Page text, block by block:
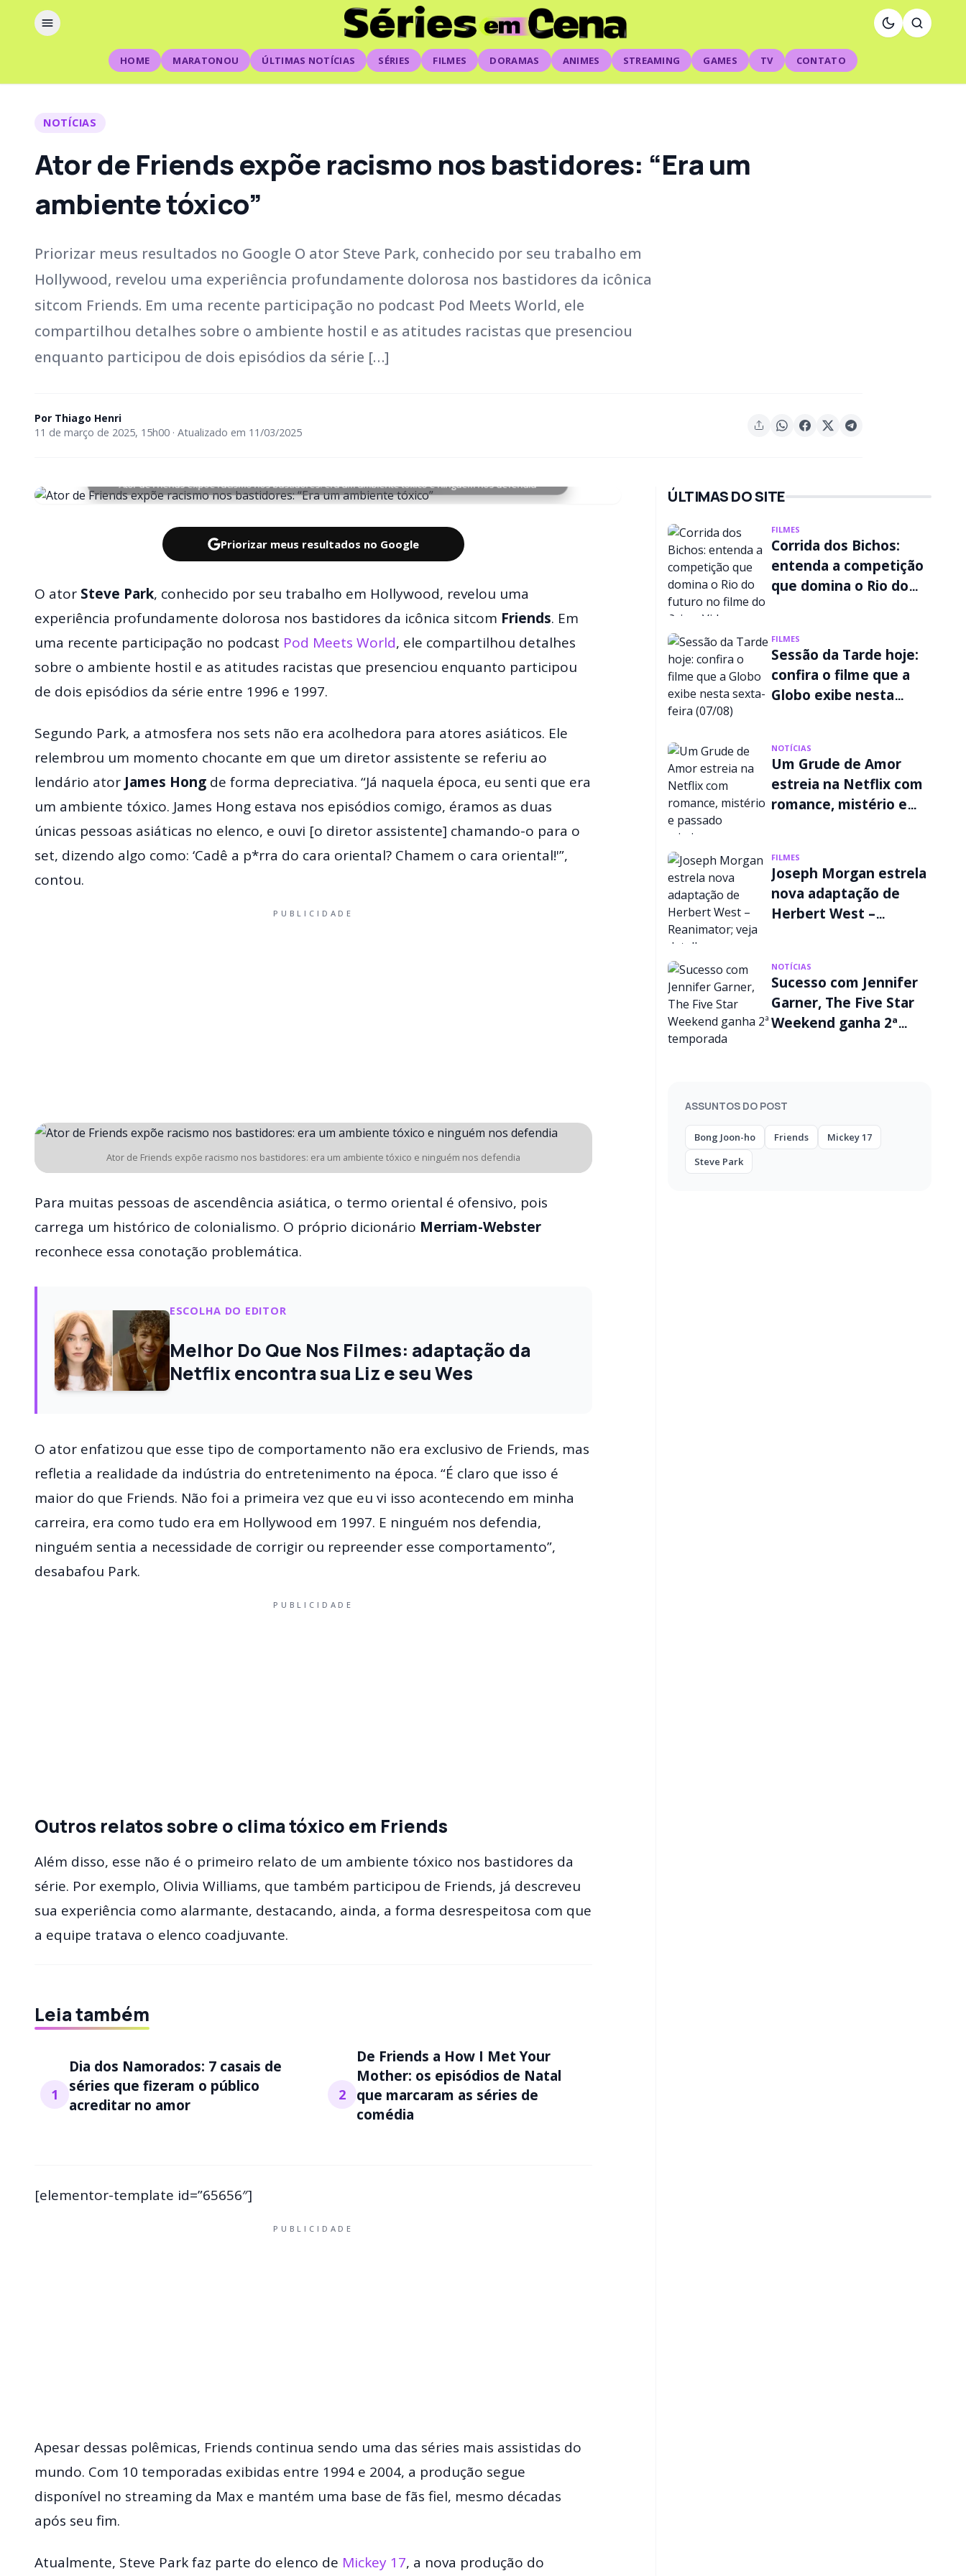
HOME MARATONOU ÚLTIMAS NOTÍCIAS SÉRIES FILMES DORAMAS ANIMES STREAMING GAMES TV CONTATO
NOTÍCIAS
Ator de Friends expõe racismo nos bastidores: “Era um
ambiente tóxico”
Priorizar meus resultados no Google O ator Steve Park, conhecido por seu trabalho em
Hollywood, revelou uma experiência profundamente dolorosa nos bastidores da icônica
sitcom Friends. Em uma recente participação no podcast Pod Meets World, ele
compartilhou detalhes sobre o ambiente hostil e as atitudes racistas que presenciou
enquanto participou de dois episódios da série […]
Por Thiago Henri
11 de março de 2025, 15h00 · Atualizado em 11/03/2025
Ator de Friends expõe racismo nos bastidores: era um ambiente tóxico e ninguém nos defendia
Priorizar meus resultados no Google
O ator Steve Park, conhecido por seu trabalho em Hollywood, revelou uma
experiência profundamente dolorosa nos bastidores da icônica sitcom Friends. Em
uma recente participação no podcast Pod Meets World, ele compartilhou detalhes
sobre o ambiente hostil e as atitudes racistas que presenciou enquanto participou
de dois episódios da série entre 1996 e 1997.
Segundo Park, a atmosfera nos sets não era acolhedora para atores asiáticos. Ele
relembrou um momento chocante em que um diretor assistente se referiu ao
lendário ator James Hong de forma depreciativa. “Já naquela época, eu senti que era
um ambiente tóxico. James Hong estava nos episódios comigo, éramos as duas
únicas pessoas asiáticas no elenco, e ouvi [o diretor assistente] chamando-o para o
set, dizendo algo como: ‘Cadê a p*rra do cara oriental? Chamem o cara oriental!'”,
contou.
PUBLICIDADE
Ator de Friends expõe racismo nos bastidores: era um ambiente tóxico e ninguém nos defendia
Para muitas pessoas de ascendência asiática, o termo oriental é ofensivo, pois
carrega um histórico de colonialismo. O próprio dicionário Merriam-Webster
reconhece essa conotação problemática.
ESCOLHA DO EDITOR
Melhor Do Que Nos Filmes: adaptação da
Netflix encontra sua Liz e seu Wes
O ator enfatizou que esse tipo de comportamento não era exclusivo de Friends, mas
refletia a realidade da indústria do entretenimento na época. “É claro que isso é
maior do que Friends. Não foi a primeira vez que eu vi isso acontecendo em minha
carreira, era como tudo era em Hollywood em 1997. E ninguém nos defendia,
ninguém sentia a necessidade de corrigir ou repreender esse comportamento”,
desabafou Park.
PUBLICIDADE
Outros relatos sobre o clima tóxico em Friends
Além disso, esse não é o primeiro relato de um ambiente tóxico nos bastidores da
série. Por exemplo, Olivia Williams, que também participou de Friends, já descreveu
sua experiência como alarmante, destacando, ainda, a forma desrespeitosa com que
a equipe tratava o elenco coadjuvante.
Leia também
1
Dia dos Namorados: 7 casais de
séries que fizeram o público
acreditar no amor
2
De Friends a How I Met Your
Mother: os episódios de Natal
que marcaram as séries de
comédia
[elementor-template id=”65656″]
PUBLICIDADE
Apesar dessas polêmicas, Friends continua sendo uma das séries mais assistidas do
mundo. Com 10 temporadas exibidas entre 1994 e 2004, a produção segue
disponível no streaming da Max e mantém uma base de fãs fiel, mesmo décadas
após seu fim.
Atualmente, Steve Park faz parte do elenco de Mickey 17, a nova produção do
ÚLTIMAS DO SITE
FILMES
Corrida dos Bichos:
entenda a competição
que domina o Rio do
FILMES
Sessão da Tarde hoje:
confira o filme que a
Globo exibe nesta
NOTÍCIAS
Um Grude de Amor
estreia na Netflix com
romance, mistério e
FILMES
Joseph Morgan estrela
nova adaptação de
Herbert West –
NOTÍCIAS
Sucesso com Jennifer
Garner, The Five Star
Weekend ganha 2ª
ASSUNTOS DO POST
Bong Joon-ho Friends
Mickey 17
Steve Park